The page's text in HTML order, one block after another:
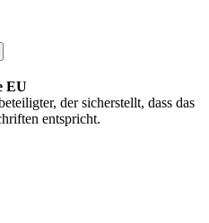
EU
der sicherstellt, dass das
entspricht.